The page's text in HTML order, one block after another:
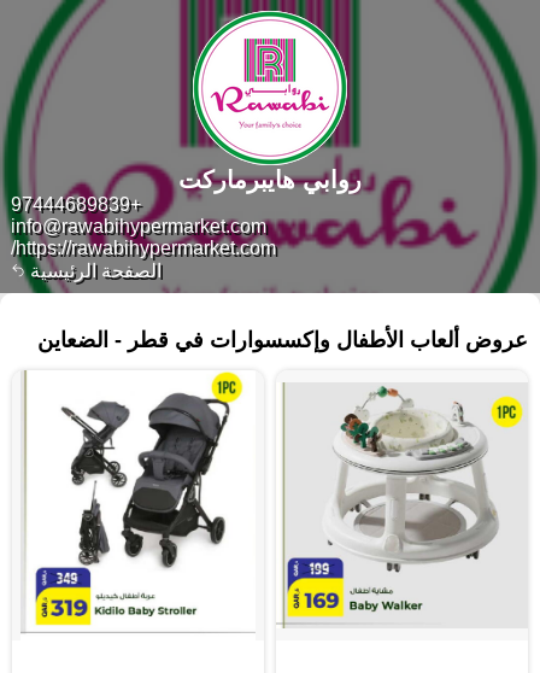
الصفحة الرئيسية
+97444689839
info@rawabihypermarket.com
https://rawabihypermarket.com/
روابي هايبرماركت
عروض ألعاب الأطفال وإكسسوارات في قطر - الضعاين